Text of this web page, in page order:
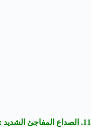
11. الصداع المفاجئ الشديد :